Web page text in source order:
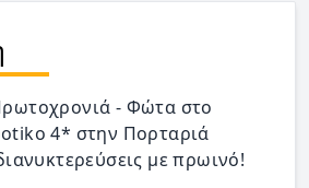
- Φώτα στο
4* στην Πορταριά
με πρωινό!